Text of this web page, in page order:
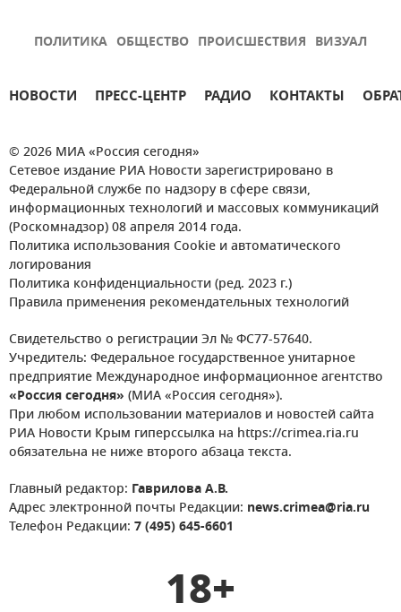
ПОЛИТИКА ОБЩЕСТВО ПРОИСШЕСТВИЯ ВИЗУАЛ
НОВОСТИ ПРЕСС-ЦЕНТР РАДИО КОНТАКТЫ
© 2026 МИА «Россия сегодня»
Сетевое издание РИА Новости зарегистрировано в
Федеральной службе по надзору в сфере связи,
информационных технологий и массовых коммуникаций
(Роскомнадзор) 08 апреля 2014 года.
Политика использования Cookie и автоматического
логирования
Политика конфиденциальности (ред. 2023 г.)
Правила применения рекомендательных технологий
Свидетельство о регистрации Эл № ФС77-57640.
Учредитель: Федеральное государственное унитарное
предприятие Международное информационное агентство
«Россия сегодня» (МИА «Россия сегодня»).
При любом использовании материалов и новостей сайта
РИА Новости Крым гиперссылка на https://crimea.ria.ru
обязательна не ниже второго абзаца текста.
Главный редактор: Гаврилова А.В.
Адрес электронной почты Редакции: news.crimea@ria.ru
Телефон Редакции: 7 (495) 645-6601
18+